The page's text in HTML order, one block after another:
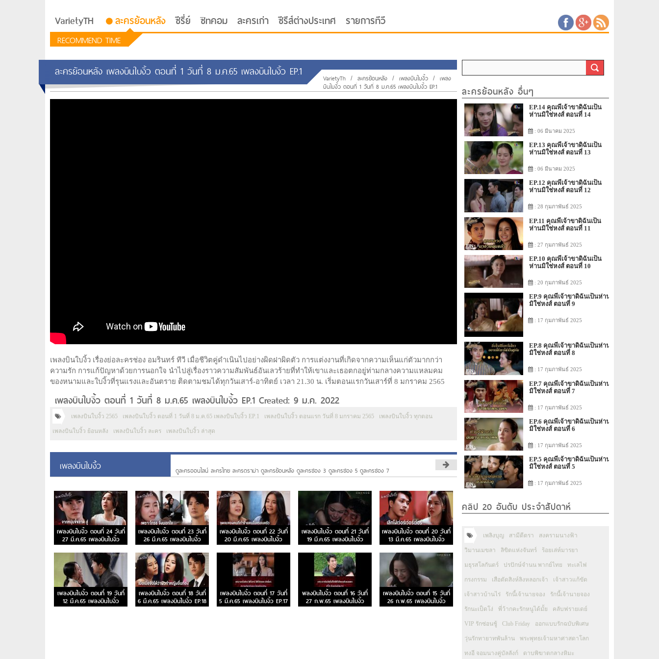
VarietyTH ละครย้อนหลัง ซีรี่ย์ ซิทคอม ละครเก่า ซีรีส์ต่างประเทศ รายการทีวี
RECOMMEND TIME
รักอยู่ประตูถัดไป
ละครย้อนหลัง เพลงบินใบงิ้ว ตอนที่ 1 วันที่ 8 ม.ค.65 เพลงบินใบงิ้ว EP.1 VarietyTh / ละครย้อนหลัง / เพลงบินใบงิ้ว / เพลง
บินใบงิ้ว ตอนที่ 1 วันที่ 8 ม.ค.65 เพลงบินใบงิ้ว EP.1
เพลงบินใบงิ้ว เรื่องย่อละครช่อง อมรินทร์ ทีวี เมื่อชีวิตคู่ดำเนินไปอย่างผิดฝาผิดตัว การแต่งงานที่เกิดจากความเห็นแก่ตัวมากกว่า
ความรัก การแก้ปัญหาด้วยการนอกใจ นำไปสู่เรื่องราวความสัมพันธ์อันเลวร้ายที่ทำให้เขาและเธอตกอยู่ท่ามกลางความแหลมคม
ของหนามและใบงิ้วที่รุนแรงและอันตราย ติดตามชมได้ทุกวันเสาร์-อาทิตย์ เวลา 21.30 น. เริ่มตอนแรกวันเสาร์ที่ 8 มกราคม 2565
เพลงบินใบงิ้ว ตอนที่ 1 วันที่ 8 ม.ค.65 เพลงบินใบงิ้ว EP.1 Created: 9 ม.ค. 2022
เพลงบินใบงิ้ว 2565 เพลงบินใบงิ้ว ตอนที่ 1 วันที่ 8 ม.ค.65 เพลงบินใบงิ้ว EP.1 เพลงบินใบงิ้ว ตอนแรก วันที่ 8 มกราคม 2565 เพลงบินใบงิ้ว ทุกตอน
เพลงบินใบงิ้ว ย้อนหลัง เพลงบินใบงิ้ว ละคร เพลงบินใบงิ้ว ล่าสุด
เพลงบินใบงิ้ว ดูละครออนไลน์ ละครไทย ละครดราม่า ดูละครย้อนหลัง ดูละครช่อง 3 ดูละครช่อง 5 ดูละครช่อง 7
เพลงบินใบงิ้ว ตอนที่ 24 วันที่
27 มี.ค.65 เพลงบินใบงิ้ว
EP.24
เพลงบินใบงิ้ว ตอนที่ 23 วันที่
26 มี.ค.65 เพลงบินใบงิ้ว
EP.23
เพลงบินใบงิ้ว ตอนที่ 22 วันที่
20 มี.ค.65 เพลงบินใบงิ้ว
EP.22
เพลงบินใบงิ้ว ตอนที่ 21 วันที่
19 มี.ค.65 เพลงบินใบงิ้ว
EP.21
เพลงบินใบงิ้ว ตอนที่ 20 วันที่
13 มี.ค.65 เพลงบินใบงิ้ว
EP.20
เพลงบินใบงิ้ว ตอนที่ 19 วันที่
12 มี.ค.65 เพลงบินใบงิ้ว
EP.19
เพลงบินใบงิ้ว ตอนที่ 18 วันที่
6 มี.ค.65 เพลงบินใบงิ้ว EP.18
เพลงบินใบงิ้ว ตอนที่ 17 วันที่
5 มี.ค.65 เพลงบินใบงิ้ว EP.17
พลงบินใบงิ้ว ตอนที่ 16 วันที่
27 ก.พ.65 เพลงบินใบงิ้ว
EP.16
เพลงบินใบงิ้ว ตอนที่ 15 วันที่
26 ก.พ.65 เพลงบินใบงิ้ว
EP.15
ละครย้อนหลัง อื่นๆ
EP.14 คุณพี่เจ้าขาดิฉันเป็น
ห่านมิใช่หงส์ ตอนที่ 14
: 06 มีนาคม 2025
EP.13 คุณพี่เจ้าขาดิฉันเป็น
ห่านมิใช่หงส์ ตอนที่ 13
: 06 มีนาคม 2025
EP.12 คุณพี่เจ้าขาดิฉันเป็น
ห่านมิใช่หงส์ ตอนที่ 12
: 28 กุมภาพันธ์ 2025
EP.11 คุณพี่เจ้าขาดิฉันเป็น
ห่านมิใช่หงส์ ตอนที่ 11
: 27 กุมภาพันธ์ 2025
EP.10 คุณพี่เจ้าขาดิฉันเป็น
ห่านมิใช่หงส์ ตอนที่ 10
: 20 กุมภาพันธ์ 2025
EP.9 คุณพี่เจ้าขาดิฉันเป็นห่าน
มิใช่หงส์ ตอนที่ 9
: 17 กุมภาพันธ์ 2025
EP.8 คุณพี่เจ้าขาดิฉันเป็นห่าน
มิใช่หงส์ ตอนที่ 8
: 17 กุมภาพันธ์ 2025
EP.7 คุณพี่เจ้าขาดิฉันเป็นห่าน
มิใช่หงส์ ตอนที่ 7
: 17 กุมภาพันธ์ 2025
EP.6 คุณพี่เจ้าขาดิฉันเป็นห่าน
มิใช่หงส์ ตอนที่ 6
: 17 กุมภาพันธ์ 2025
EP.5 คุณพี่เจ้าขาดิฉันเป็นห่าน
มิใช่หงส์ ตอนที่ 5
: 17 กุมภาพันธ์ 2025
คลิป 20 อันดับ ประจำสัปดาห์
เพลิงบุญ สามีตีตรา สงครามนางฟ้า
วิมานเมขลา ลิขิตแห่งจันทร์ ร้อยเล่ห์มารยา
มธุรสโลกันตร์ ปรปักษ์จำนน พากย์ไทย ทะเลไฟ
กรงกรรม เสือตัดสิงห์ลิงหลอกเจ้า เจ้าสาวแก้ขัด
เจ้าสาวบ้านไร่ รักนี้เจ้านายจอง รักนี้เจ้านายจอง
รักนะเป็ดโง่ พี่ว้ากคะรักหนูได้มั้ย คลับฟรายเดย์
VIP รักซ่อนชู้ Club Friday ออกแบบรักฉบับพิเศษ
วุ่นรักทายาทพันล้าน พระพุทธเจ้ามหาศาสดาโลก
ทงอี จอมนางคู่บัลลังก์ ดาบพิฆาตกลางหิมะ